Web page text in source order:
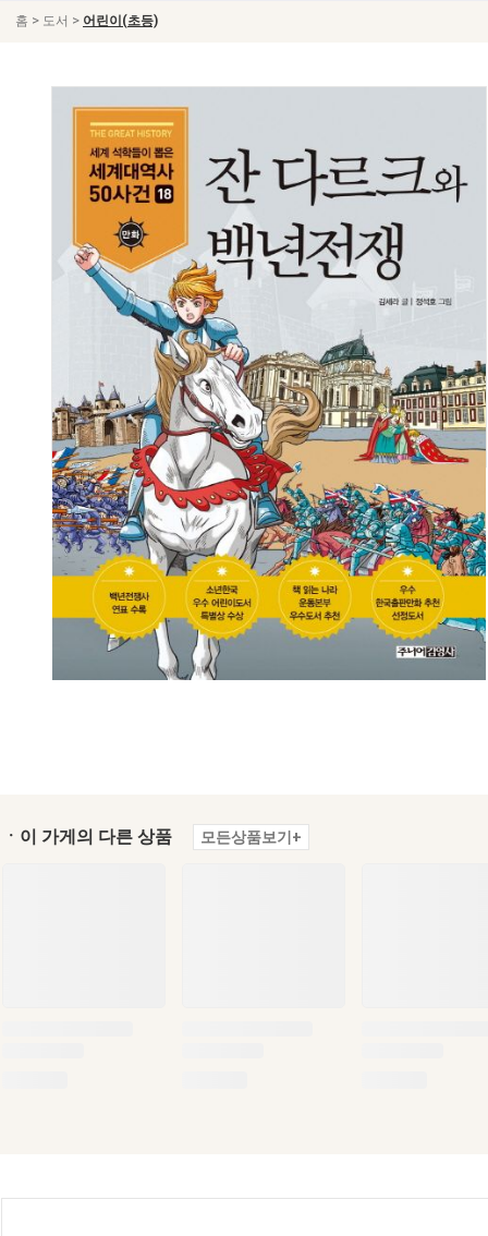
홈 > 도서 > 어린이(초등)
ㆍ이 가게의 다른 상품 모든상품보기+